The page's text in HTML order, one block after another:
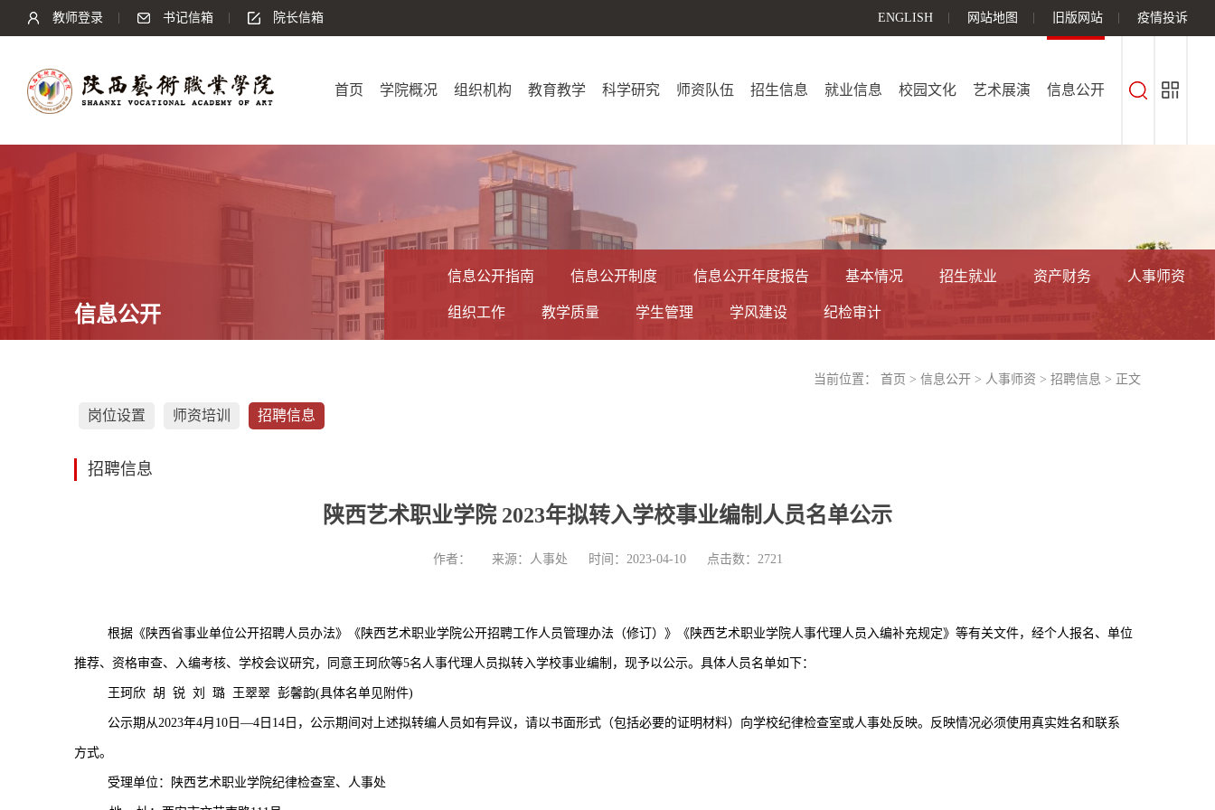
教师登录 书记信箱 院长信箱 ENGLISH 网站地图 旧版网站 疫情投诉
首页 学院概况 组织机构 教育教学 科学研究 师资队伍 招生信息 就业信息 校园文化 艺术展演 信息公开
信息公开
信息公开指南 信息公开制度 信息公开年度报告 基本情况 招生就业 资产财务 人事师资
组织工作 教学质量 学生管理 学风建设 纪检审计
当前位置： 首页 > 信息公开 > 人事师资 > 招聘信息 > 正文
岗位设置 师资培训 招聘信息
招聘信息
陕西艺术职业学院 2023年拟转入学校事业编制人员名单公示
作者： 来源：人事处 时间：2023-04-10 点击数： 2721
根据《陕西省事业单位公开招聘人员办法》《陕西艺术职业学院公开招聘工作人员管理办法（修订）》《陕西艺术职业学院人事代理人员入编补充规定》等有关文件，经个人报名、单位
推荐、资格审查、入编考核、学校会议研究，同意王珂欣等5名人事代理人员拟转入学校事业编制，现予以公示。具体人员名单如下：
王珂欣 胡 锐 刘 璐 王翠翠 彭馨韵(具体名单见附件)
公示期从2023年4月10日—4日14日，公示期间对上述拟转编人员如有异议，请以书面形式（包括必要的证明材料）向学校纪律检查室或人事处反映。反映情况必须使用真实姓名和联系
方式。
受理单位：陕西艺术职业学院纪律检查室、人事处